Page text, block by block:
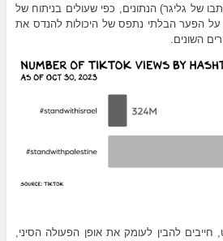
של גליגר) הנתונים, כפי שעולים בניתוח של
הפער הבלתי נתפס של היכולות להנדס את
השונים.
להבין לעומק את אופן הפעולה הסיני,